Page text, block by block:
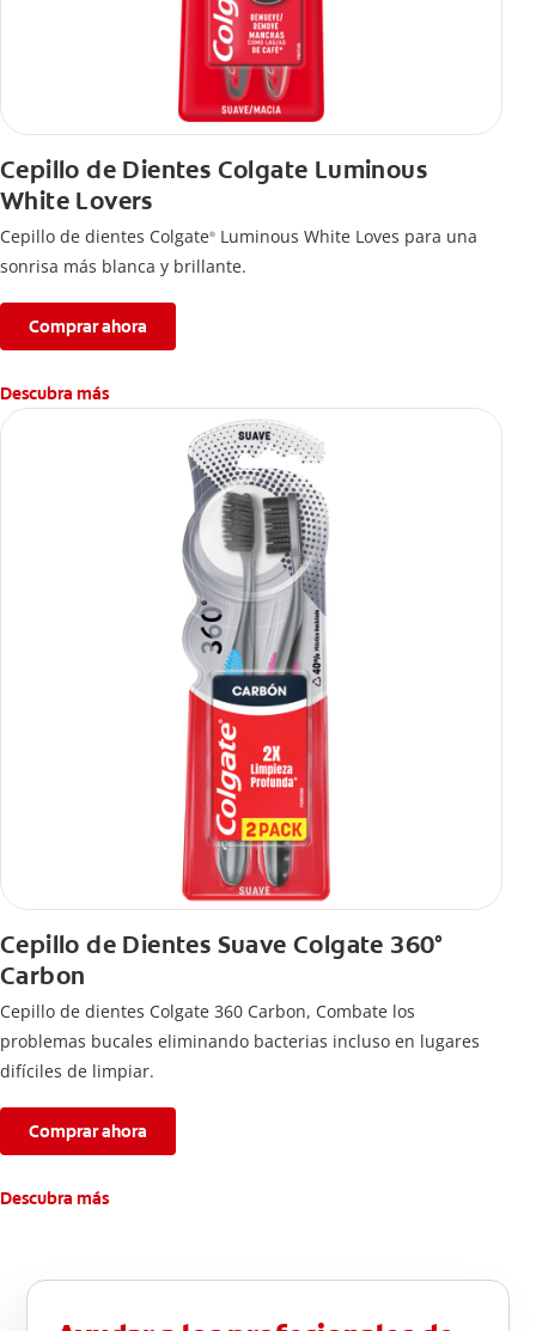
Cepillo de Dientes Colgate Luminous
White Lovers
Cepillo de dientes Colgate® Luminous White Loves para una
sonrisa más blanca y brillante.
Comprar ahora
Descubra más
Cepillo de Dientes Suave Colgate 360°
Carbon
Cepillo de dientes Colgate 360 ​​Carbon, Combate los
problemas bucales eliminando bacterias incluso en lugares
difíciles de limpiar.
Comprar ahora
Descubra más